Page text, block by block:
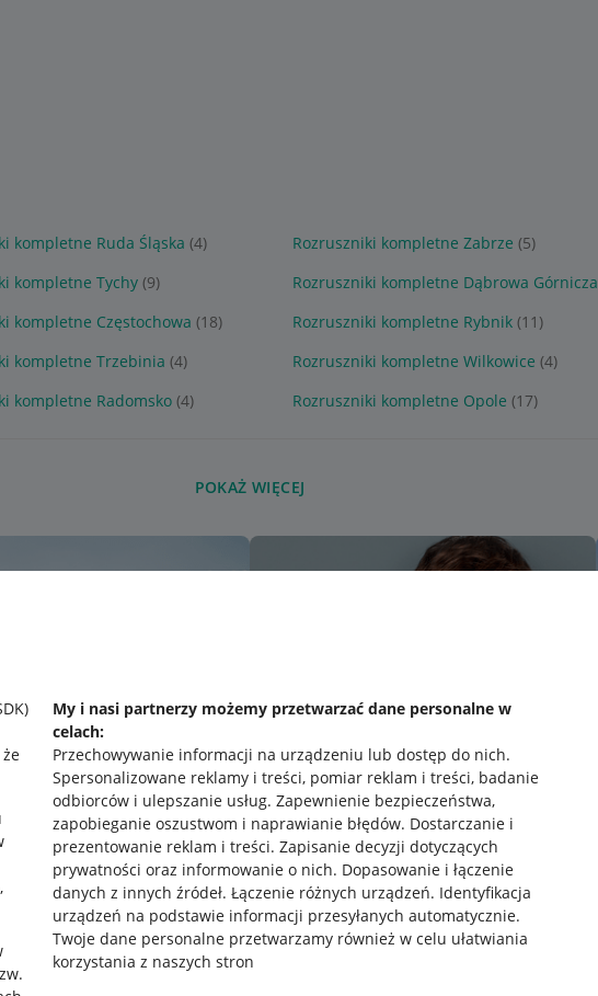
My i nasi partnerzy możemy przetwarzać dane personalne w
celach:
Przechowywanie informacji na urządzeniu lub dostęp do nich.
Spersonalizowane reklamy i treści, pomiar reklam i treści, badanie
odbiorców i ulepszanie usług. Zapewnienie bezpieczeństwa,
zapobieganie oszustwom i naprawianie błędów. Dostarczanie i
prezentowanie reklam i treści. Zapisanie decyzji dotyczących
prywatności oraz informowanie o nich. Dopasowanie i łączenie
danych z innych źródeł. Łączenie różnych urządzeń. Identyfikacja
urządzeń na podstawie informacji przesyłanych automatycznie.
Twoje dane personalne przetwarzamy również w celu ułatwiania
korzystania z naszych stron
kompletne Ruda Śląska (4) Rozruszniki kompletne Zabrze (5)
kompletne Tychy (9) Rozruszniki kompletne Dąbrowa Górnicza
kompletne Częstochowa (18) Rozruszniki kompletne Rybnik (11)
kompletne Trzebinia (4) Rozruszniki kompletne Wilkowice (4)
kompletne Radomsko (4) Rozruszniki kompletne Opole (17)
POKAŻ WIĘCEJ
Pobierz aplikację